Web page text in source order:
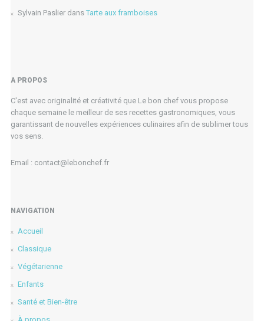
Sylvain Paslierdans Tarte aux framboises
A PROPOS
C'est avec originalité et créativité que Le bon chef vous propose
chaque semaine le meilleur de ses recettes gastronomiques, vous
garantissant de nouvelles expériences culinaires afin de sublimer tous
vos sens.
Email : contact@lebonchef.fr
NAVIGATION
Accueil
Classique
Végétarienne
Enfants
Santé et Bien-être